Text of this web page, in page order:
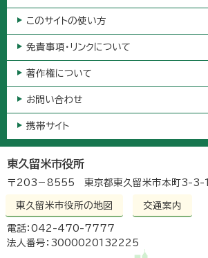
このサイトの使い方
免責事項・リンクについて
著作権について
お問い合わせ
携帯サイト
東久留米市役所
〒203－8555 東京都東久留米市本町3-3-1
東久留米市役所の地図 交通案内
電話：042-470-7777
法人番号：3000020132225